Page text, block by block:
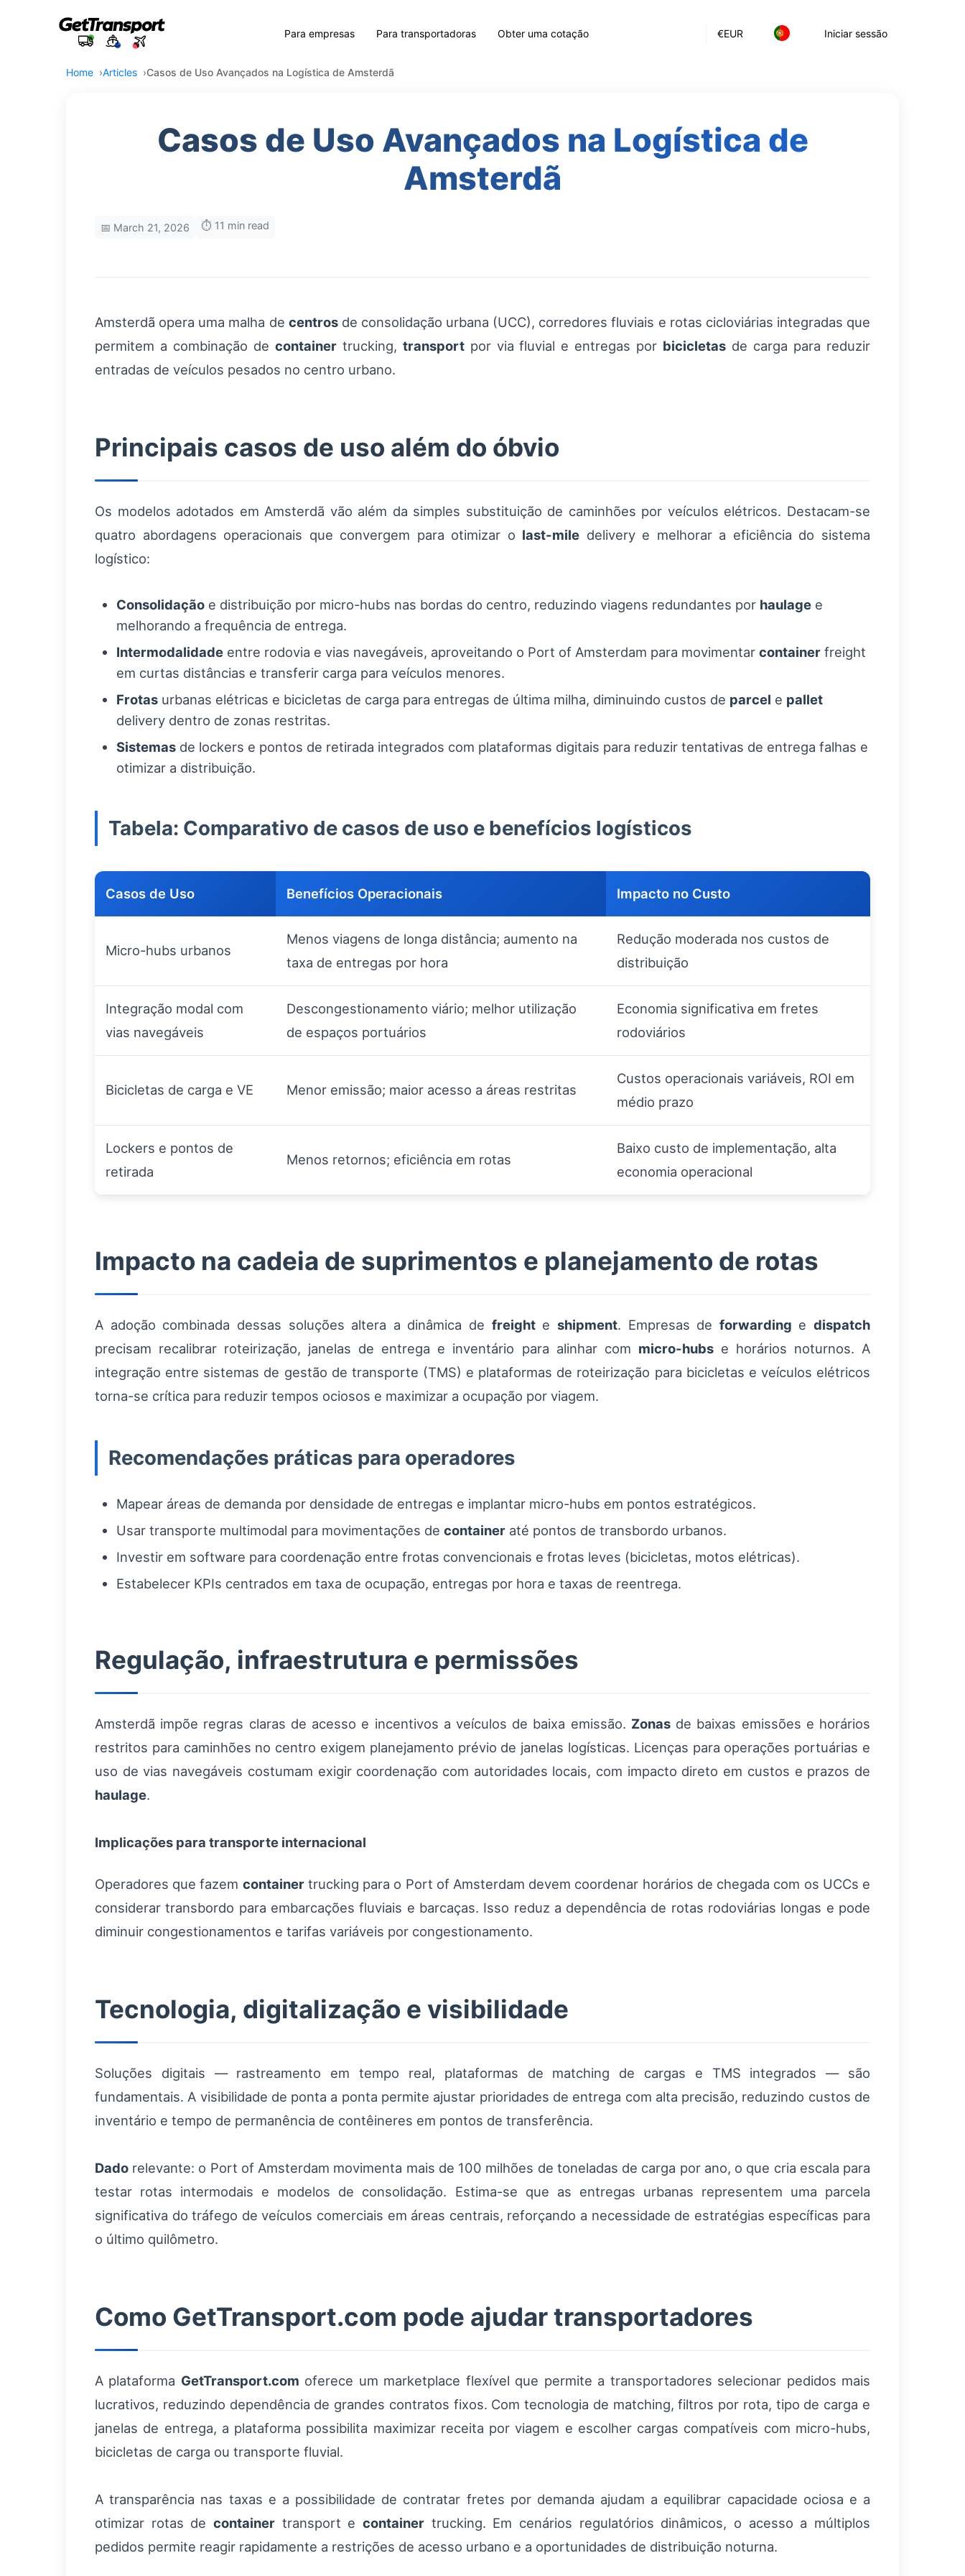
€EUR Iniciar sessão
Para empresas Para transportadoras Obter uma cotação
Home Articles Casos de Uso Avançados na Logística de Amsterdã
Casos de Uso Avançados na Logística de
Amsterdã
📅 March 21, 2026 ⏱️ 11 min read
Amsterdã opera uma malha de centrosde consolidação urbana (UCC), corredores fluviais e rotas cicloviárias integradas que
permitem a combinação de containertrucking, transportpor via fluvial e entregas por bicicletas de carga para reduzir
entradas de veículos pesados no centro urbano.
Principais casos de uso além do óbvio
Os modelos adotados em Amsterdã vão além da simples substituição de caminhões por veículos elétricos. Destacam-se
quatro abordagens operacionais que convergem para otimizar o last-mile delivery e melhorar a eficiência do sistema
logístico:
Consolidação e distribuição por micro-hubs nas bordas do centro, reduzindo viagens redundantes por haulage e
melhorando a frequência de entrega.
Intermodalidade entre rodovia e vias navegáveis, aproveitando o Port of Amsterdam para movimentar container freight
em curtas distâncias e transferir carga para veículos menores.
Frotas urbanas elétricas e bicicletas de carga para entregas de última milha, diminuindo custos de parcel e pallet
delivery dentro de zonas restritas.
Sistemas de lockers e pontos de retirada integrados com plataformas digitais para reduzir tentativas de entrega falhas e
otimizar a distribuição.
Tabela: Comparativo de casos de uso e benefícios logísticos
Casos de Uso Benefícios Operacionais Impacto no Custo
Micro-hubs urbanos
Menos viagens de longa distância; aumento na
taxa de entregas por hora
Redução moderada nos custos de
distribuição
Integração modal com
vias navegáveis
Descongestionamento viário; melhor utilização
de espaços portuários
Economia significativa em fretes
rodoviários
Bicicletas de carga e VE Menor emissão; maior acesso a áreas restritas
Custos operacionais variáveis, ROI em
médio prazo
Lockers e pontos de
retirada
Menos retornos; eficiência em rotas
Baixo custo de implementação, alta
economia operacional
Impacto na cadeia de suprimentos e planejamento de rotas
A adoção combinada dessas soluções altera a dinâmica de freighte shipment. Empresas de forwarding e dispatch
precisam recalibrar roteirização, janelas de entrega e inventário para alinhar com micro-hubse horários noturnos. A
integração entre sistemas de gestão de transporte (TMS) e plataformas de roteirização para bicicletas e veículos elétricos
torna-se crítica para reduzir tempos ociosos e maximizar a ocupação por viagem.
Recomendações práticas para operadores
Mapear áreas de demanda por densidade de entregas e implantar micro-hubs em pontos estratégicos.
Usar transporte multimodal para movimentações de container até pontos de transbordo urbanos.
Investir em software para coordenação entre frotas convencionais e frotas leves (bicicletas, motos elétricas).
Estabelecer KPIs centrados em taxa de ocupação, entregas por hora e taxas de reentrega.
Regulação, infraestrutura e permissões
Amsterdã impõe regras claras de acesso e incentivos a veículos de baixa emissão. Zonasde baixas emissões e horários
restritos para caminhões no centro exigem planejamento prévio de janelas logísticas. Licenças para operações portuárias e
uso de vias navegáveis costumam exigir coordenação com autoridades locais, com impacto direto em custos e prazos de
haulage.
Implicações para transporte internacional
Operadores que fazem containertrucking para o Port of Amsterdam devem coordenar horários de chegada com os UCCs e
considerar transbordo para embarcações fluviais e barcaças. Isso reduz a dependência de rotas rodoviárias longas e pode
diminuir congestionamentos e tarifas variáveis por congestionamento.
Tecnologia, digitalização e visibilidade
Soluções digitais — rastreamento em tempo real, plataformas de matching de cargas e TMS integrados — são
fundamentais. A visibilidade de ponta a ponta permite ajustar prioridades de entrega com alta precisão, reduzindo custos de
inventário e tempo de permanência de contêineres em pontos de transferência.
Dado relevante: o Port of Amsterdam movimenta mais de 100 milhões de toneladas de carga por ano, o que cria escala para
testar rotas intermodais e modelos de consolidação. Estima-se que as entregas urbanas representem uma parcela
significativa do tráfego de veículos comerciais em áreas centrais, reforçando a necessidade de estratégias específicas para
o último quilômetro.
Como GetTransport.com pode ajudar transportadores
A plataforma GetTransport.com oferece um marketplace flexível que permite a transportadores selecionar pedidos mais
lucrativos, reduzindo dependência de grandes contratos fixos. Com tecnologia de matching, filtros por rota, tipo de carga e
janelas de entrega, a plataforma possibilita maximizar receita por viagem e escolher cargas compatíveis com micro-hubs,
bicicletas de carga ou transporte fluvial.
A transparência nas taxas e a possibilidade de contratar fretes por demanda ajudam a equilibrar capacidade ociosa e a
otimizar rotas de container transport e container trucking. Em cenários regulatórios dinâmicos, o acesso a múltiplos
pedidos permite reagir rapidamente a restrições de acesso urbano e a oportunidades de distribuição noturna.